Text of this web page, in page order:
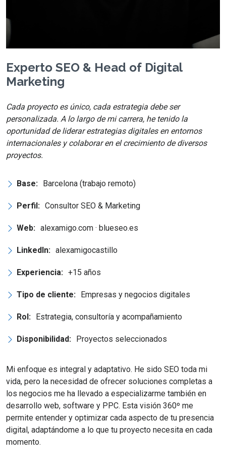
Experto SEO & Head of Digital
Marketing
Cada proyecto es único, cada estrategia debe ser
personalizada. A lo largo de mi carrera, he tenido la
oportunidad de liderar estrategias digitales en entornos
internacionales y colaborar en el crecimiento de diversos
proyectos.
Base: Barcelona (trabajo remoto)
Perfil: Consultor SEO & Marketing
Web: alexamigo.com · blueseo.es
LinkedIn: alexamigocastillo
Experiencia: +15 años
Tipo de cliente: Empresas y negocios digitales
Rol: Estrategia, consultoría y acompañamiento
Disponibilidad: Proyectos seleccionados
Mi enfoque es integral y adaptativo. He sido SEO toda mi
vida, pero la necesidad de ofrecer soluciones completas a
los negocios me ha llevado a especializarme también en
desarrollo web, software y PPC. Esta visión 360º me
permite entender y optimizar cada aspecto de tu presencia
digital, adaptándome a lo que tu proyecto necesita en cada
momento.